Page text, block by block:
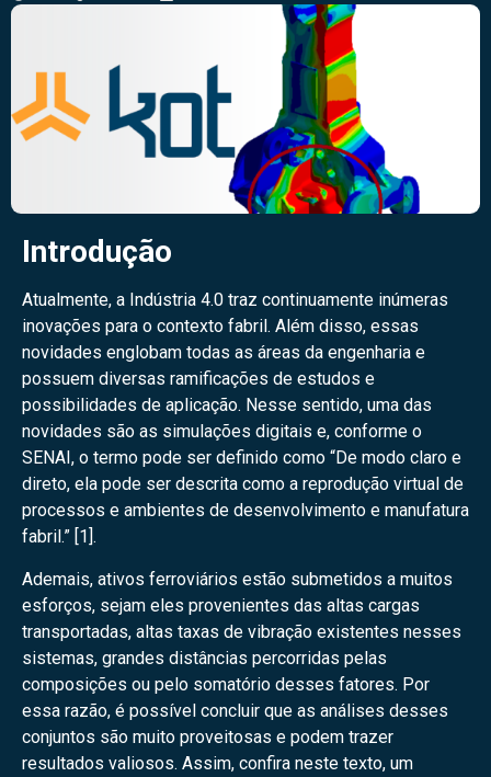
Introdução
Atualmente, a Indústria 4.0 traz continuamente inúmeras
inovações para o contexto fabril. Além disso, essas
novidades englobam todas as áreas da engenharia e
possuem diversas ramificações de estudos e
possibilidades de aplicação. Nesse sentido, uma das
novidades são as simulações digitais e, conforme o
SENAI, o termo pode ser definido como “De modo claro e
direto, ela pode ser descrita como a reprodução virtual de
processos e ambientes de desenvolvimento e manufatura
fabril.” [1].
Ademais, ativos ferroviários estão submetidos a muitos
esforços, sejam eles provenientes das altas cargas
transportadas, altas taxas de vibração existentes nesses
sistemas, grandes distâncias percorridas pelas
composições ou pelo somatório desses fatores. Por
essa razão, é possível concluir que as análises desses
conjuntos são muito proveitosas e podem trazer
resultados valiosos. Assim, confira neste texto, um